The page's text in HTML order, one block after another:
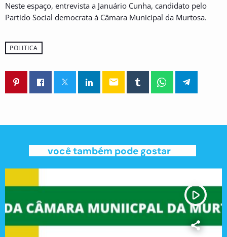
Neste espaço, entrevista a Januário Cunha, candidato pelo
Partido Social democrata à Câmara Municipal da Murtosa.
POLITICA
email
você também pode gostar
play_arrow